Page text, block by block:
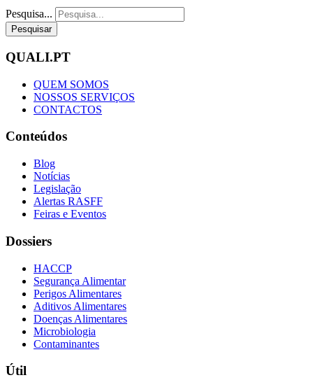
Pesquisa...
Pesquisar
QUALI.PT
QUEM SOMOS
NOSSOS SERVIÇOS
CONTACTOS
Conteúdos
Blog
Notícias
Legislação
Alertas RASFF
Feiras e Eventos
Dossiers
HACCP
Segurança Alimentar
Perigos Alimentares
Aditivos Alimentares
Doenças Alimentares
Microbiologia
Contaminantes
Útil